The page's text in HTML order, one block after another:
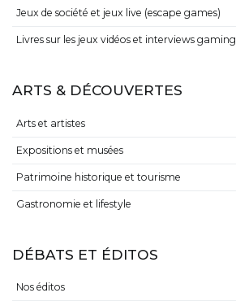
Jeux de société et jeux live (escape games)
Livres sur les jeux vidéos et interviews gaming
ARTS & DÉCOUVERTES
Arts et artistes
Expositions et musées
Patrimoine historique et tourisme
Gastronomie et lifestyle
DÉBATS ET ÉDITOS
Nos éditos